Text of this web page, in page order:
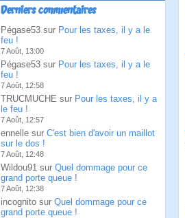
Derniers commentaires
Pégase53 sur Pour les taxes, il y a le
feu !
7 Août, 13:00
Pégase53 sur Pour les taxes, il y a le
feu !
7 Août, 12:58
TRUCMUCHE sur Pour les taxes, il y a
le feu !
7 Août, 12:57
ennelle sur C'est bien d'avoir un maillot
sur le dos !
7 Août, 12:48
Wildou91 sur Quel dommage pour ce
grand porte queue !
7 Août, 12:38
incognito sur Quel dommage pour ce
grand porte queue !